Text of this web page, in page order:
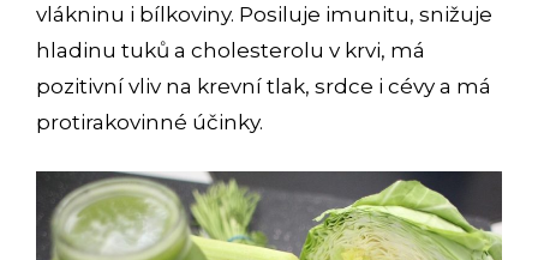
vlákninu i bílkoviny. Posiluje imunitu, snižuje
hladinu tuků a cholesterolu v krvi, má
pozitivní vliv na krevní tlak, srdce i cévy a má
protirakovinné účinky.